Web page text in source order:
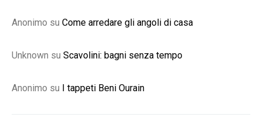
Anonimo su Come arredare gli angoli di casa
Unknown su Scavolini: bagni senza tempo
Anonimo su I tappeti Beni Ourain